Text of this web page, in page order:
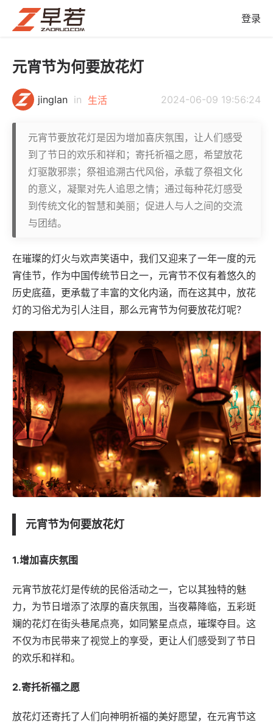
登录
元宵节为何要放花灯
jinglan in 生活 2024-06-09 19:56:24
元宵节要放花灯是因为增加喜庆氛围，让人们感受
到了节日的欢乐和祥和；寄托祈福之愿，希望放花
灯驱散邪祟；祭祖追溯古代风俗，承载了祭祖文化
的意义，凝聚对先人追思之情；通过每种花灯感受
到传统文化的智慧和美丽；促进人与人之间的交流
与团结。
在璀璨的灯火与欢声笑语中，我们又迎来了一年一度的元
宵佳节，作为中国传统节日之一，元宵节不仅有着悠久的
历史底蕴，更承载了丰富的文化内涵，而在这其中，放花
灯的习俗尤为引人注目，那么元宵节为何要放花灯呢？
元宵节为何要放花灯
1.增加喜庆氛围
元宵节放花灯是传统的民俗活动之一，它以其独特的魅
力，为节日增添了浓厚的喜庆氛围，当夜幕降临，五彩斑
斓的花灯在街头巷尾点亮，如同繁星点点，璀璨夺目。这
不仅为市民带来了视觉上的享受，更让人们感受到了节日
的欢乐和祥和。
2.寄托祈福之愿
放花灯还寄托了人们向神明祈福的美好愿望，在元宵节这